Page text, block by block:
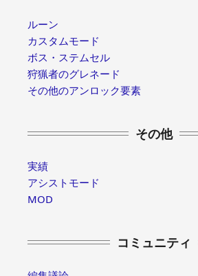
ルーン
カスタムモード
ボス・ステムセル
狩猟者のグレネード
その他のアンロック要素
その他
実績
アシストモード
MOD
コミュニティ